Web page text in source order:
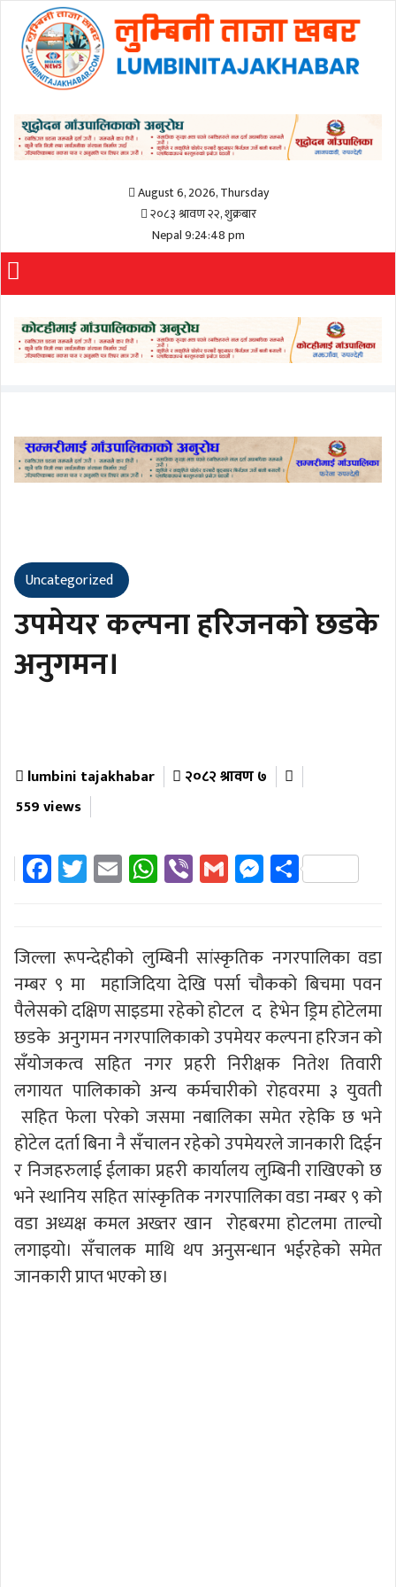
August 6, 2026, Thursday
२०८३ श्रावण २२, शुक्रबार
Nepal 9:24:49 pm
Uncategorized
उपमेयर कल्पना हरिजनको छडके
अनुगमन।
lumbini tajakhabar
२०८२ श्रावण ७
559 views
Facebook
Twitter
EmailWhatsApp
ViberGmailMessenger
Share
जिल्ला रूपन्देहीको लुम्बिनी सांस्कृतिक नगरपालिका वडा
नम्बर ९ मा महाजिदिया देखि पर्सा चौकको बिचमा पवन
पैलेसको दक्षिण साइडमा रहेको होटल द हेभेन ड्रिम होटेलमा
छडके अनुगमन नगरपालिकाको उपमेयर कल्पना हरिजन को
सँयोजकत्व सहित नगर प्रहरी निरीक्षक नितेश तिवारी
लगायत पालिकाको अन्य कर्मचारीको रोहवरमा ३ युवती
सहित फेला परेको जसमा नबालिका समेत रहेकि छ भने
होटेल दर्ता बिना नै सँचालन रहेको उपमेयरले जानकारी दिईन
र निजहरुलाई ईलाका प्रहरी कार्यालय लुम्बिनी राखिएको छ
भने स्थानिय सहित सांस्कृतिक नगरपालिका वडा नम्बर ९ को
वडा अध्यक्ष कमल अख्तर खान रोहबरमा होटलमा ताल्चो
लगाइयो। सँचालक माथि थप अनुसन्धान भईरहेको समेत
जानकारी प्राप्त भएको छ।